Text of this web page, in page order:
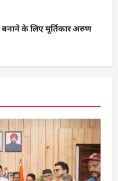
बनाने के लिए मूर्तिकार अरुण